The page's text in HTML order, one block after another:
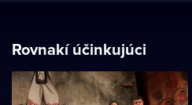
Rovnakí účinkujúci